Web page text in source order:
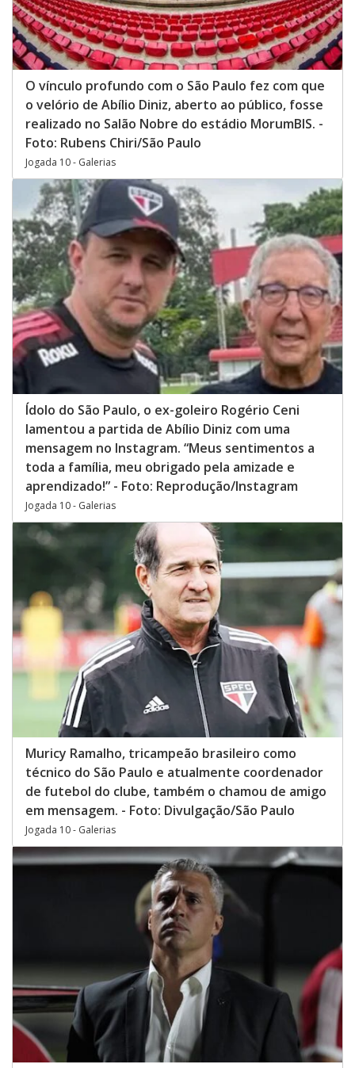
O vínculo profundo com o São Paulo fez com que
o velório de Abílio Diniz, aberto ao público, fosse
realizado no Salão Nobre do estádio MorumBIS. -
Foto: Rubens Chiri/São Paulo
Jogada 10 - Galerias
Ídolo do São Paulo, o ex-goleiro Rogério Ceni
lamentou a partida de Abílio Diniz com uma
mensagem no Instagram. “Meus sentimentos a
toda a família, meu obrigado pela amizade e
aprendizado!” - Foto: Reprodução/Instagram
Jogada 10 - Galerias
Muricy Ramalho, tricampeão brasileiro como
técnico do São Paulo e atualmente coordenador
de futebol do clube, também o chamou de amigo
em mensagem. - Foto: Divulgação/São Paulo
Jogada 10 - Galerias